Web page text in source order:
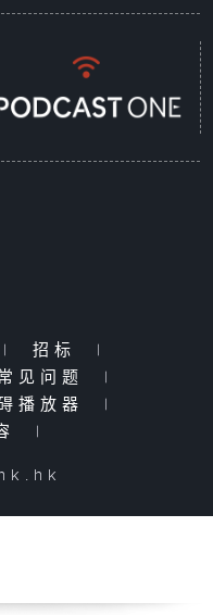
| 招标
|
见问题
|
播放器
|
|